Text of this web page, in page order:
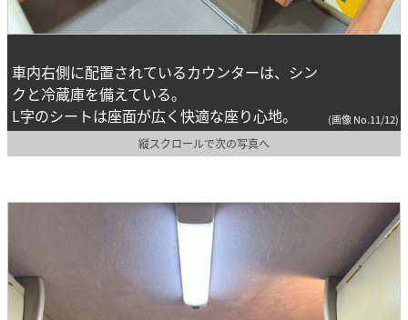
車内右側に配置されているカウンターは、シン
クと冷蔵庫を備えている。
L字のシートは座面が広く快適な座り心地。
(画像 No.11/12)
縦スクロールで次の写真へ